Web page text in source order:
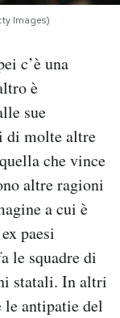
Images)
c’è una
è
sue
di molte altre
che vince
altre ragioni
a cui è
paesi
le squadre di
statali. In altri
le antipatie del